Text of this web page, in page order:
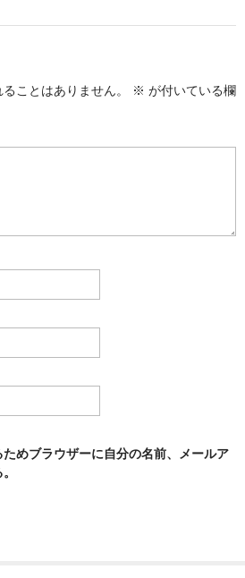
ことはありません。
※ が付いている欄
めブラウザーに自分の名前、メールア